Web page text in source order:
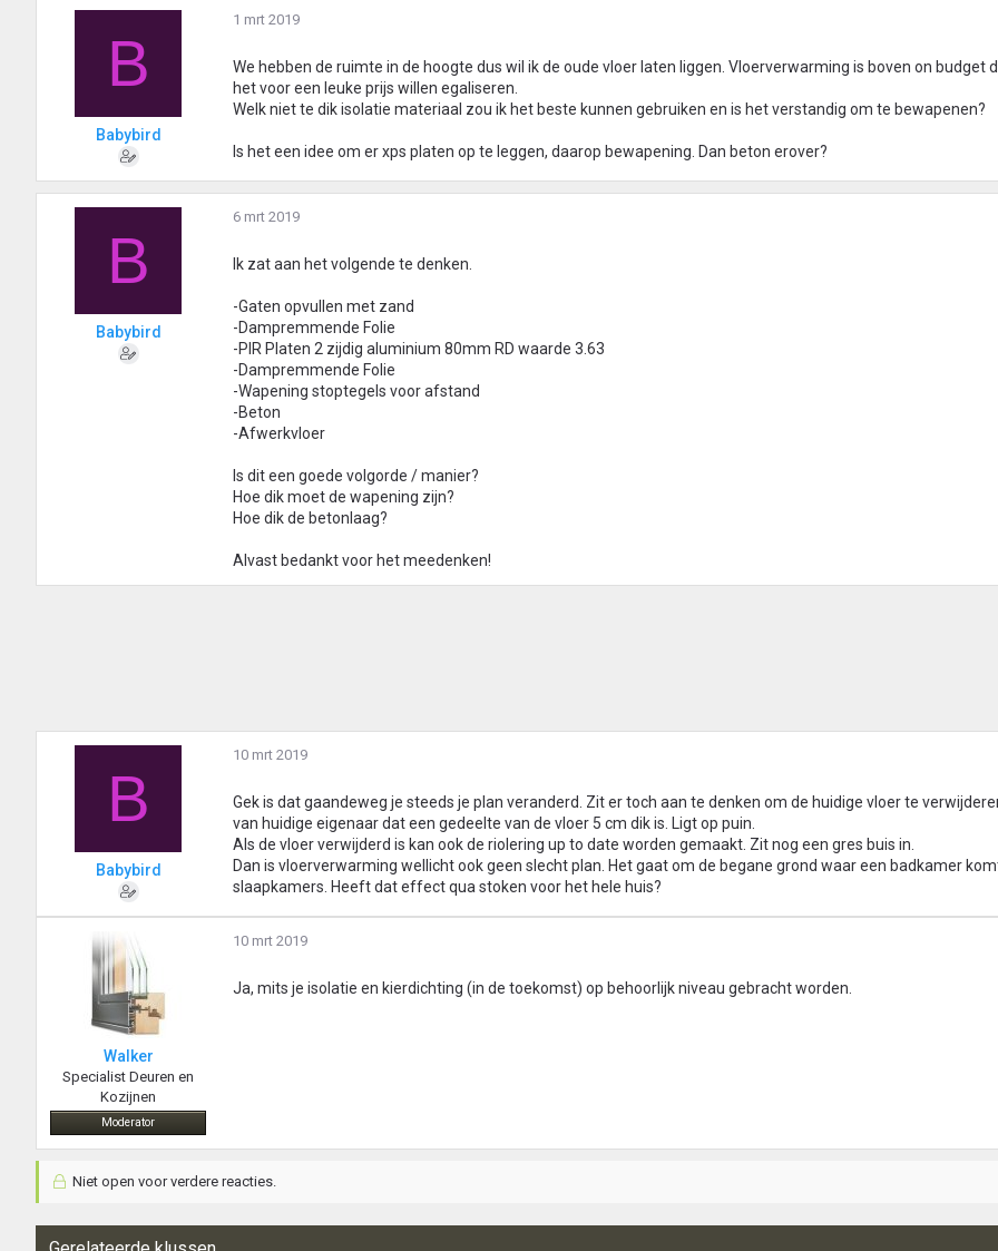
B
Babybird
1 mrt 2019
We hebben de ruimte in de hoogte dus wil ik de oude vloer laten liggen. Vloerverwarming is boven on budget
het voor een leuke prijs willen egaliseren.
Welk niet te dik isolatie materiaal zou ik het beste kunnen gebruiken en is het verstandig om te bewapenen?
Is het een idee om er xps platen op te leggen, daarop bewapening. Dan beton erover?
B
Babybird
6 mrt 2019
Ik zat aan het volgende te denken.
-Gaten opvullen met zand
-Dampremmende Folie
-PIR Platen 2 zijdig aluminium 80mm RD waarde 3.63
-Dampremmende Folie
-Wapening stoptegels voor afstand
-Beton
-Afwerkvloer
Is dit een goede volgorde / manier?
Hoe dik moet de wapening zijn?
Hoe dik de betonlaag?
Alvast bedankt voor het meedenken!
B
Babybird
10 mrt 2019
Gek is dat gaandeweg je steeds je plan veranderd. Zit er toch aan te denken om de huidige vloer te
van huidige eigenaar dat een gedeelte van de vloer 5 cm dik is. Ligt op puin.
Als de vloer verwijderd is kan ook de riolering up to date worden gemaakt. Zit nog een gres buis in.
Dan is vloerverwarming wellicht ook geen slecht plan. Het gaat om de begane grond waar een badkamer
slaapkamers. Heeft dat effect qua stoken voor het hele huis?
Walker
Specialist Deuren en
Kozijnen
Moderator
10 mrt 2019
Ja, mits je isolatie en kierdichting (in de toekomst) op behoorlijk niveau gebracht worden.
Niet open voor verdere reacties.